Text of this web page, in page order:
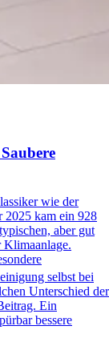
wie der
2025 kam ein 928
aber gut
Klimaanlage.
selbst bei
Unterschied der
Ein
bessere